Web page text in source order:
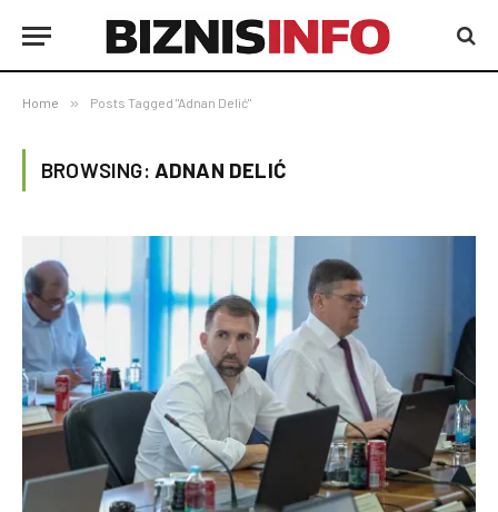
Home » Posts Tagged "Adnan Delić"
BROWSING: ADNAN DELIĆ